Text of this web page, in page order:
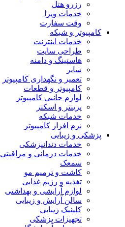
رزرو هتل
خدمات ویزا
وقت سفارت
کامپیوتر و شبکه
خدمات اینترنت
طراحی سایت
هاستینگ و دامنه
سایر
تعمیر و نگهداری کامپیوتر
کامپیوتر و قطعات
لوازم جانبی کامپیوتر
پرینتر و اسکنر
خدمات شبکه
نرم افزار کامپیوتر
پزشکی و زیبایی
خدمات دندانپزشکی
خدمات درمانی و مراقبتی
سمعک
کاشت و ترمیم مو
تغذیه و رژیم غذایی
لوازم آرایشی و بهداشتی
سالن آرایش و زیبایی
کلینیک زیبایی
تجهیزات پزشکی